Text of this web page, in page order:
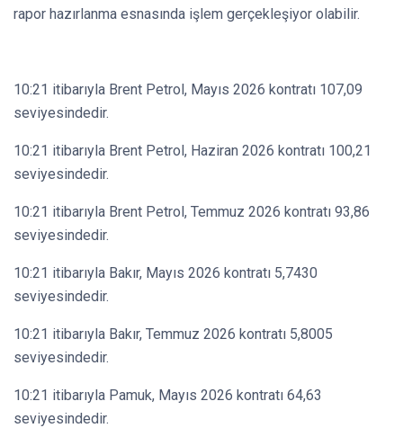
rapor hazırlanma esnasında işlem gerçekleşiyor olabilir.
10:21 itibarıyla Brent Petrol, Mayıs 2026 kontratı 107,09
seviyesindedir.
10:21 itibarıyla Brent Petrol, Haziran 2026 kontratı 100,21
seviyesindedir.
10:21 itibarıyla Brent Petrol, Temmuz 2026 kontratı 93,86
seviyesindedir.
10:21 itibarıyla Bakır, Mayıs 2026 kontratı 5,7430
seviyesindedir.
10:21 itibarıyla Bakır, Temmuz 2026 kontratı 5,8005
seviyesindedir.
10:21 itibarıyla Pamuk, Mayıs 2026 kontratı 64,63
seviyesindedir.